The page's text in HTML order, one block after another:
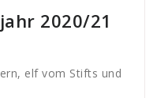
2020/21
elf vom Stifts und